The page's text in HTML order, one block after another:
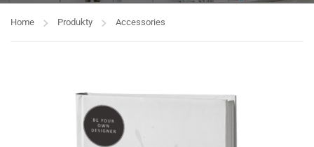
Home Produkty Accessories